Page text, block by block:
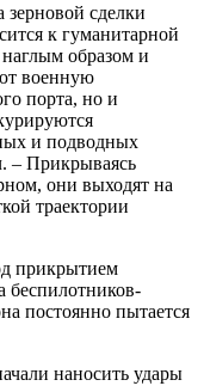
зерновой сделки
к гуманитарной
образом и
военную
порта, но и
и подводных
– Прикрываясь
они выходят на
траектории
прикрытием
беспилотников-
постоянно пытается
наносить удары